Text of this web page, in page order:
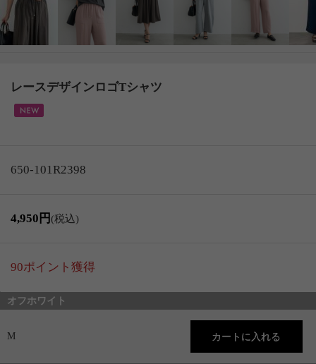
レースデザインロゴTシャツ
650-101R2398
4,950円(税込)
90ポイント獲得
オフホワイト
M